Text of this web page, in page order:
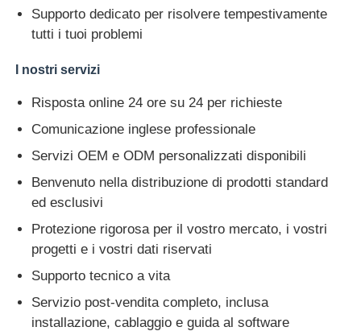
Supporto dedicato per risolvere tempestivamente
tutti i tuoi problemi
I nostri servizi
Risposta online 24 ore su 24 per richieste
Comunicazione inglese professionale
Servizi OEM e ODM personalizzati disponibili
Benvenuto nella distribuzione di prodotti standard
ed esclusivi
Protezione rigorosa per il vostro mercato, i vostri
progetti e i vostri dati riservati
Supporto tecnico a vita
Servizio post-vendita completo, inclusa
installazione, cablaggio e guida al software